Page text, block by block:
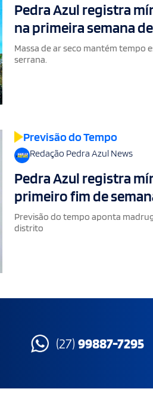
Pedra Azul registra
na primeira semana
Massa de ar seco mantém tempo
serrana.
Previsão do Tempo
Redação Pedra Azul News
Pedra Azul registra
primeiro fim de
Previsão do tempo aponta
distrito
(27) 99887-7295